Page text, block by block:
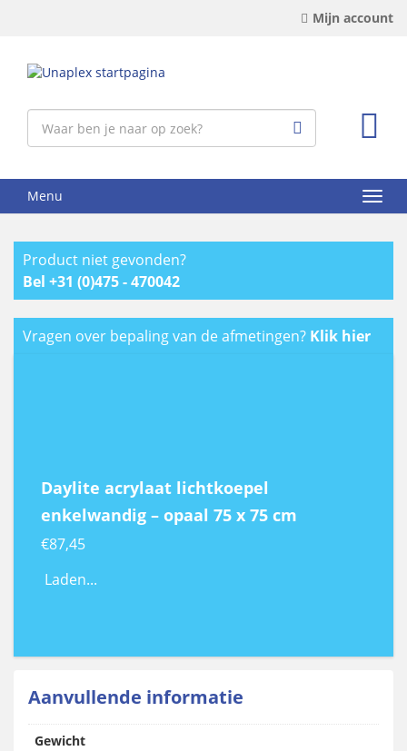
Mijn account
Menu
Product niet gevonden?
Bel +31 (0)475 - 470042
Vragen over bepaling van de afmetingen? Klik hier
Daylite acrylaat lichtkoepel
enkelwandig – opaal 75 x 75 cm
€87,45
Laden...
Aanvullende informatie
Gewicht